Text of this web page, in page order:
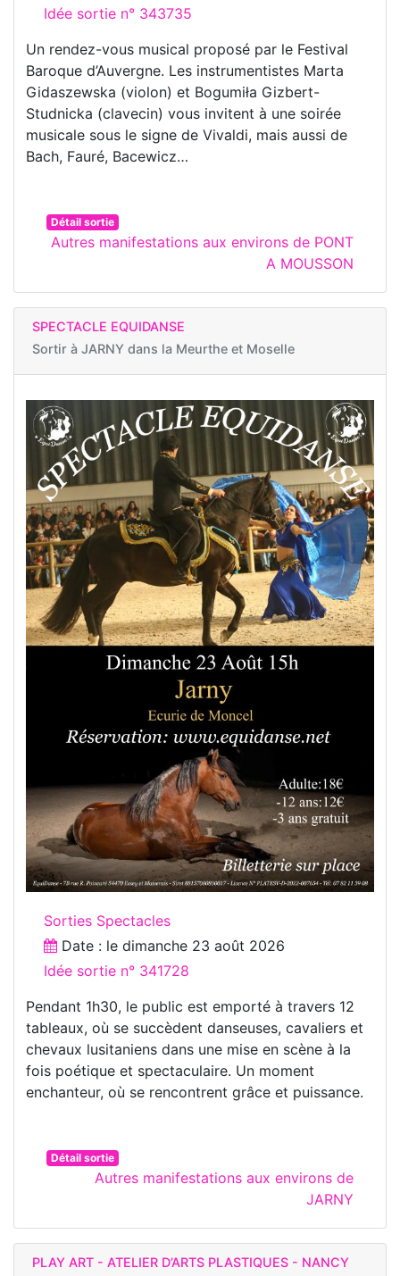
Idée sortie n° 343735
Un rendez-vous musical proposé par le Festival
Baroque d’Auvergne. Les instrumentistes Marta
Gidaszewska (violon) et Bogumiła Gizbert-
Studnicka (clavecin) vous invitent à une soirée
musicale sous le signe de Vivaldi, mais aussi de
Bach, Fauré, Bacewicz…
Détail sortie
Autres manifestations aux environs de PONT
A MOUSSON
SPECTACLE EQUIDANSE
Sortir à JARNY dans la Meurthe et Moselle
Sorties Spectacles
Date : le dimanche 23 août 2026
Idée sortie n° 341728
Pendant 1h30, le public est emporté à travers 12
tableaux, où se succèdent danseuses, cavaliers et
chevaux lusitaniens dans une mise en scène à la
fois poétique et spectaculaire. Un moment
enchanteur, où se rencontrent grâce et puissance.
Détail sortie
Autres manifestations aux environs de
JARNY
PLAY ART - ATELIER D’ARTS PLASTIQUES - NANCY